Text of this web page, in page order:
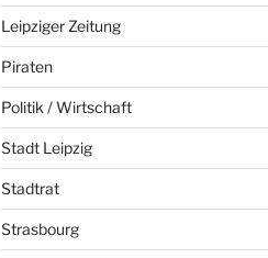
Leipziger Zeitung
Piraten
Politik / Wirtschaft
Stadt Leipzig
Stadtrat
Strasbourg